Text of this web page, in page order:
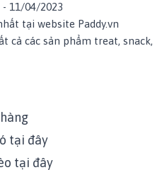
- 11/04/2023
tại website Paddy.vn
cả các sản phẩm treat, snack,
tại đây
tại đây